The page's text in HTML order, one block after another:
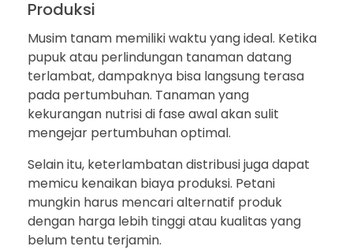
Produksi
Musim tanam memiliki waktu yang ideal. Ketika
pupuk atau perlindungan tanaman datang
terlambat, dampaknya bisa langsung terasa
pada pertumbuhan. Tanaman yang
kekurangan nutrisi di fase awal akan sulit
mengejar pertumbuhan optimal.
Selain itu, keterlambatan distribusi juga dapat
memicu kenaikan biaya produksi. Petani
mungkin harus mencari alternatif produk
dengan harga lebih tinggi atau kualitas yang
belum tentu terjamin.